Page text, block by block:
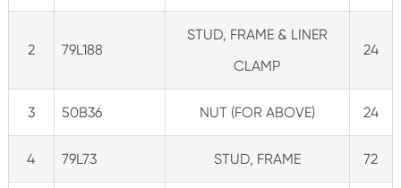
2 79L188
STUD, FRAME & LINER
CLAMP
24
3 50B36 NUT (FOR ABOVE) 24
4 79L73 STUD, FRAME 72